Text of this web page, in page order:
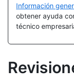
Información
obtener ayuda
técnico